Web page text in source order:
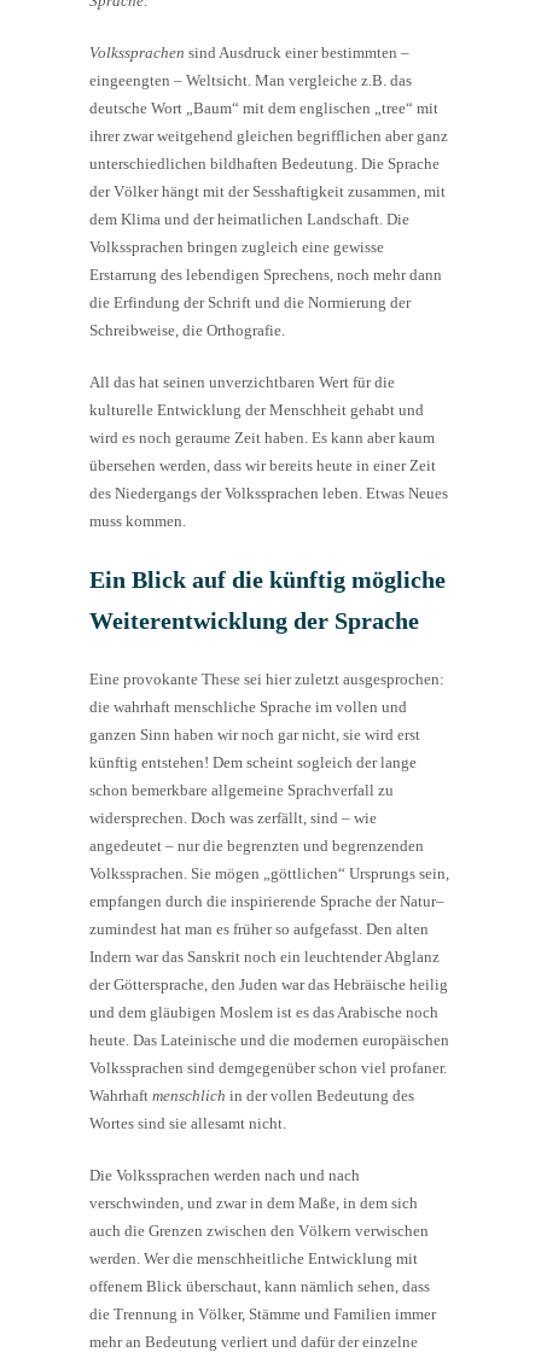
Volkssprachen sind Ausdruck einer bestimmten –
eingeengten – Weltsicht. Man vergleiche z.B. das
deutsche Wort „Baum“ mit dem englischen „tree“ mit
ihrer zwar weitgehend gleichen begrifflichen aber ganz
unterschiedlichen bildhaften Bedeutung. Die Sprache
der Völker hängt mit der Sesshaftigkeit zusammen, mit
dem Klima und der heimatlichen Landschaft. Die
Volkssprachen bringen zugleich eine gewisse
Erstarrung des lebendigen Sprechens, noch mehr dann
die Erfindung der Schrift und die Normierung der
Schreibweise, die Orthografie.
All das hat seinen unverzichtbaren Wert für die
kulturelle Entwicklung der Menschheit gehabt und
wird es noch geraume Zeit haben. Es kann aber kaum
übersehen werden, dass wir bereits heute in einer Zeit
des Niedergangs der Volkssprachen leben. Etwas Neues
muss kommen.
Ein Blick auf die künftig mögliche
Weiterentwicklung der Sprache
Eine provokante These sei hier zuletzt ausgesprochen:
die wahrhaft menschliche Sprache im vollen und
ganzen Sinn haben wir noch gar nicht, sie wird erst
künftig entstehen! Dem scheint sogleich der lange
schon bemerkbare allgemeine Sprachverfall zu
widersprechen. Doch was zerfällt, sind – wie
angedeutet – nur die begrenzten und begrenzenden
Volkssprachen. Sie mögen „göttlichen“ Ursprungs sein,
empfangen durch die inspirierende Sprache der Natur–
zumindest hat man es früher so aufgefasst. Den alten
Indern war das Sanskrit noch ein leuchtender Abglanz
der Göttersprache, den Juden war das Hebräische heilig
und dem gläubigen Moslem ist es das Arabische noch
heute. Das Lateinische und die modernen europäischen
Volkssprachen sind demgegenüber schon viel profaner.
Wahrhaft menschlich in der vollen Bedeutung des
Wortes sind sie allesamt nicht.
Die Volkssprachen werden nach und nach
verschwinden, und zwar in dem Maße, in dem sich
auch die Grenzen zwischen den Völkern verwischen
werden. Wer die menschheitliche Entwicklung mit
offenem Blick überschaut, kann nämlich sehen, dass
die Trennung in Völker, Stämme und Familien immer
mehr an Bedeutung verliert und dafür der einzelne